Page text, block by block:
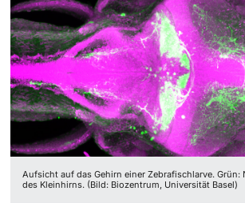
weitere Informationen
Dozierende
Service für Medien
‡ ‡ ‡ ‡ ‡ ‡ ‡ ‡ ‡ ‡ ‡ ‡ ‡ ‡ ‡ ‡ ‡ ‡ ‡ ‡ ‡ ‡ ‡ ‡ ‡ ‡ ‡
Podcasts
‡ ‡ ‡ ‡ ‡ ‡ ‡ ‡ ‡ ‡ ‡ ‡
Aufsicht auf das Gehirn einer Zebrafischlarve. Grün:
des Kleinhirns. (Bild: Biozentrum, Universität Basel)